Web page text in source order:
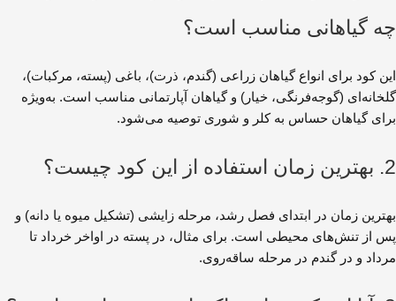
چه گیاهانی مناسب است؟
این کود برای انواع گیاهان زراعی (گندم، ذرت)، باغی (پسته، مرکبات)،
گلخانه‌ای (گوجه‌فرنگی، خیار) و گیاهان آپارتمانی مناسب است. به‌ویژه
برای گیاهان حساس به کلر و شوری توصیه می‌شود.
2. بهترین زمان استفاده از این کود چیست؟
بهترین زمان در ابتدای فصل رشد، مرحله زایشی (تشکیل میوه یا دانه) و
پس از تنش‌های محیطی است. برای مثال، در پسته در اواخر خرداد تا
مرداد و در گندم در مرحله ساقه‌روی.